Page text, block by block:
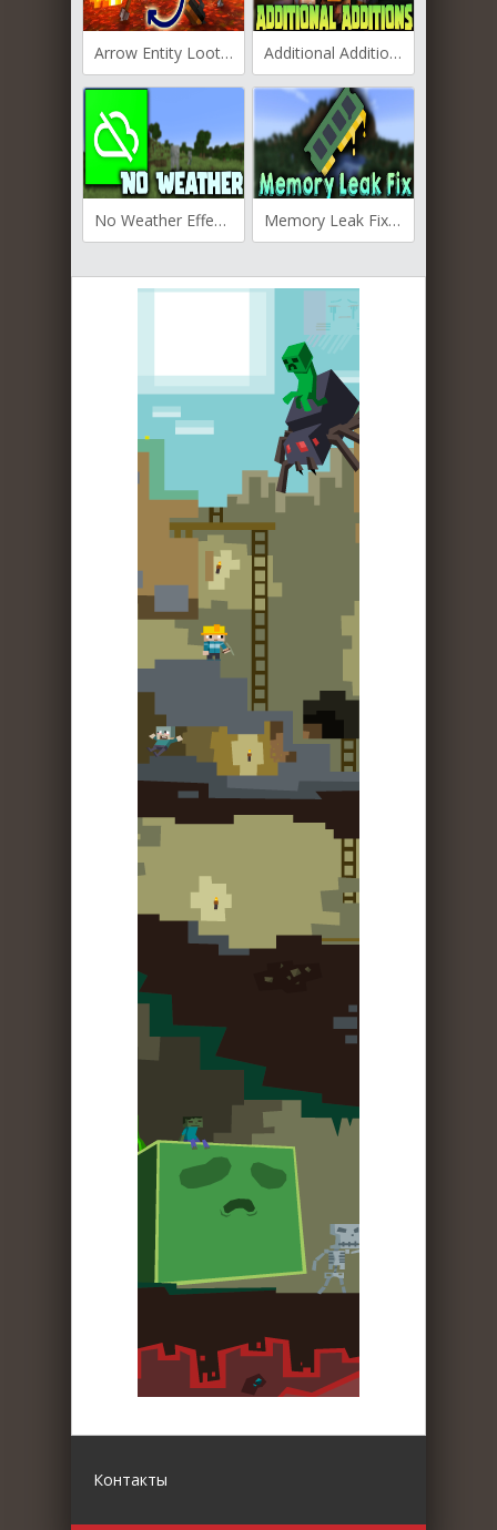
Arrow Entity Loot Drop для Майнкрафт [1.19.4, 1.19.2] Additional Additions для Майнкрафт [1.19.4, 1.19.3, 1.19.2]
No Weather Effects для Майнкрафт [1.19.4, 1.19.3, 1.19.2] Memory Leak Fix для Майнкрафт [1.19.3, 1.19.2, 1.19]
Контакты